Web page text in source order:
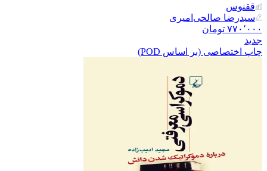
ققنوس
سیدرضا صالحی‌امیری
۷۷۰٬۰۰۰ تومان
جدید
چاپ اختصاصی (بر اساس POD)